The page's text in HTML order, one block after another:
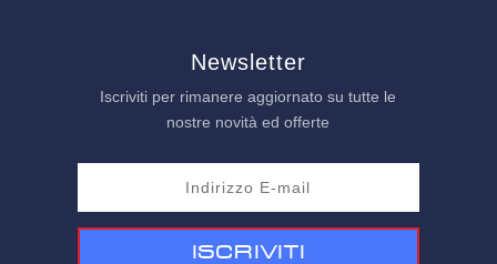
Newsletter
Iscriviti per rimanere aggiornato su tutte le
nostre novità ed offerte
Iscriviti